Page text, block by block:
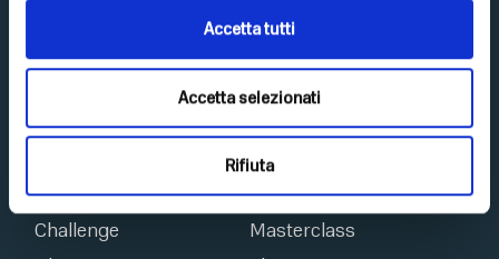
Accetta tutti
Accetta selezionati
RifiutaIntegratori
Amino-MAP
Ebook
Challenge
Masterclass